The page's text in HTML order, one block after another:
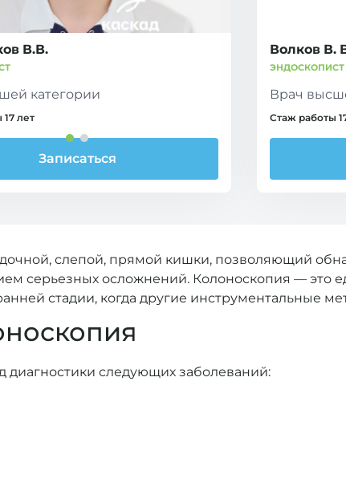
В.В.
категории
лет
Записаться
Волков В.
ЭНДОСКОПИСТ
Врач
Стаж работы
слепой, прямой кишки, позволяющий
серьезных осложнений. Колоноскопия — это
стадии, когда другие инструментальные
диагностики следующих заболеваний: